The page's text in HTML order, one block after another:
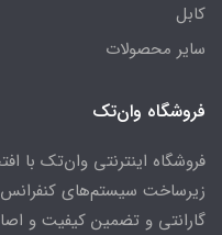
کابل
سایر محصولات
فروشگاه وان‌تک
فروشگاه اینترنتی وان‌تک با
زیرساخت سیستم‌های
گارانتی و تضمین کیفیت و